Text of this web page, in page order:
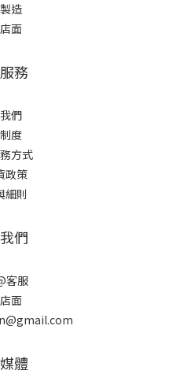
造
面
務
們
度
方式
政策
細則
們
客服
面
體